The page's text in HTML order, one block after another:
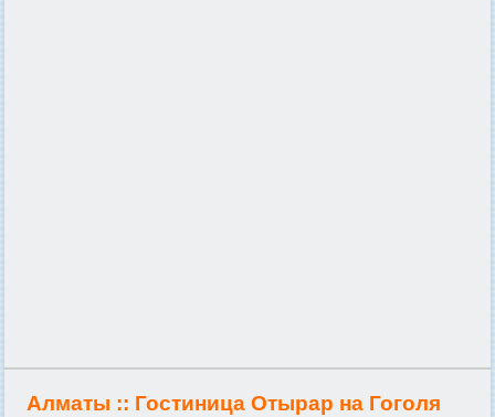
Алматы :: Гостиница Отырар на Гоголя